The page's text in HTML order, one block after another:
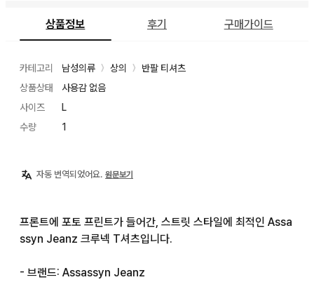
상품정보 후기 구매가이드
카테고리 남성의류 〉 상의 〉
반팔 티셔츠
상품상태
사용감 없음
사이즈
L
수량
1
자동 번역되었어요. 원문보기
프론트에 포토 프린트가 들어간, 스트릿 스타일에 최적인 Assa
ssyn Jeanz 크루넥 T셔츠입니다.
- 브랜드: Assassyn Jeanz